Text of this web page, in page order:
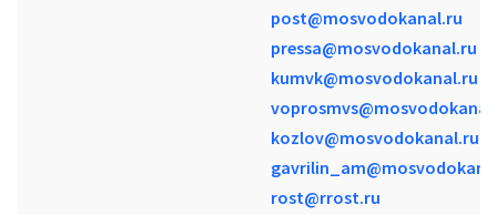
post@mosvodokanal.ru
pressa@mosvodokanal.ru
kumvk@mosvodokanal.ru
kozlov@mosvodokanal.ru
rost@rrost.ru